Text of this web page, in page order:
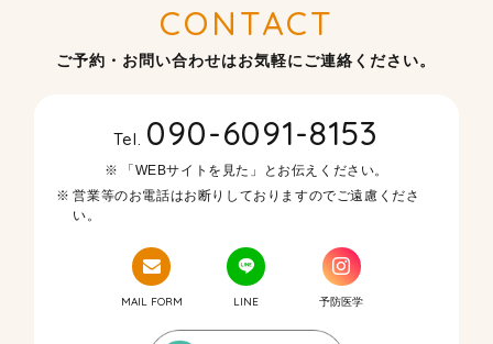
CONTACT
ご予約・お問い合わせはお気軽にご連絡ください。
Tel. 090-6091-8153
「WEBサイトを見た」とお伝えください。
営業等のお電話はお断りしておりますのでご遠慮くださ
い。
MAIL FORM LINE 予防医学